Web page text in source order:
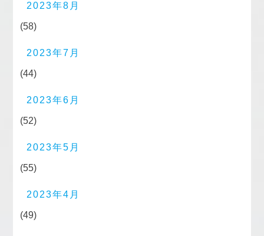
2023年8月
(58)
2023年7月
(44)
2023年6月
(52)
2023年5月
(55)
2023年4月
(49)